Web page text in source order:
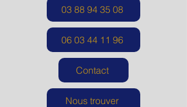
03 88 94 35 08
06 03 44 11 96
Contact
Nous trouver